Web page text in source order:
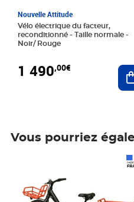
Nouvelle Attitude
Vélo électrique du facteur,
reconditionné - Taille normale -
Noir/ Rouge
1 490,00€
Vous pourriez